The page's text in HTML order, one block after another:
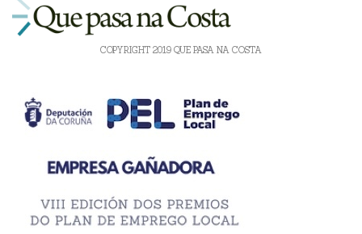
COPYRIGHT 2019 QUE PASA NA COSTA